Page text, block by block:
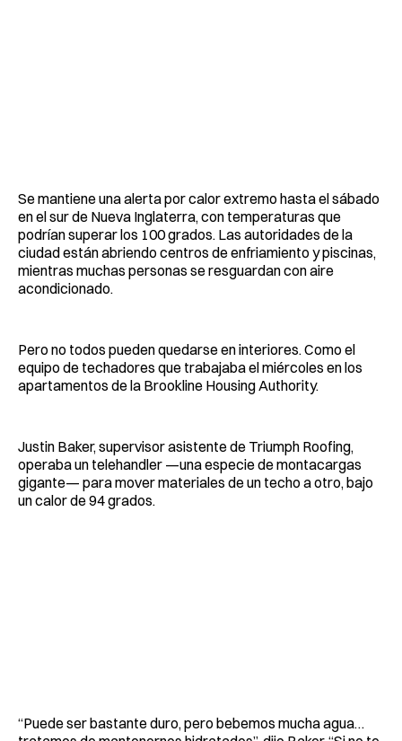
Se mantiene una alerta por calor extremo hasta el sábado
en el sur de Nueva Inglaterra, con temperaturas que
podrían superar los 100 grados. Las autoridades de la
ciudad están abriendo centros de enfriamiento y piscinas,
mientras muchas personas se resguardan con aire
acondicionado.
Pero no todos pueden quedarse en interiores. Como el
equipo de techadores que trabajaba el miércoles en los
apartamentos de la Brookline Housing Authority.
Justin Baker, supervisor asistente de Triumph Roofing,
operaba un telehandler —una especie de montacargas
gigante— para mover materiales de un techo a otro, bajo
un calor de 94 grados.
“Puede ser bastante duro, pero bebemos mucha agua…